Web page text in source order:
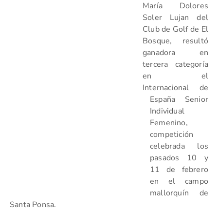
María Dolores
Soler Lujan del
Club de Golf de El
Bosque, resultó
ganadora en
tercera categoría
en el
Internacional de
España Senior
Individual
Femenino,
competición
celebrada los
pasados 10 y
11 de febrero
en el campo
mallorquín de
Santa Ponsa.